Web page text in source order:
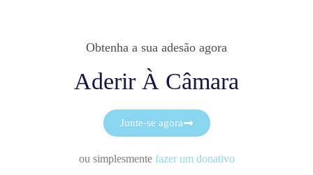
Obtenha a sua adesão agora
Aderir À Câmara
Junte-se agora
ou simplesmente fazer um donativo